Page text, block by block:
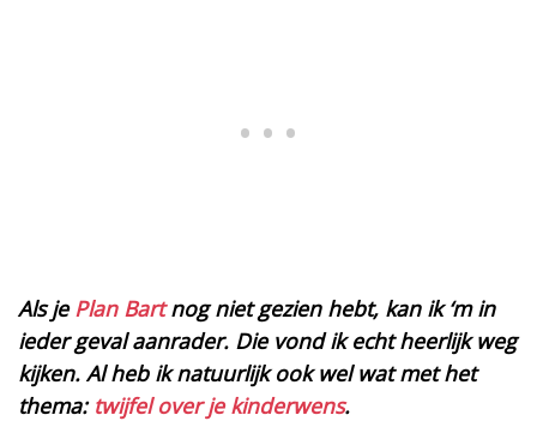
Als je Plan Bartnog niet gezien hebt, kan ik ‘m in
ieder geval aanrader. Die vond ik echt heerlijk weg
kijken. Al heb ik natuurlijk ook wel wat met het
thema: twijfel over je kinderwens.